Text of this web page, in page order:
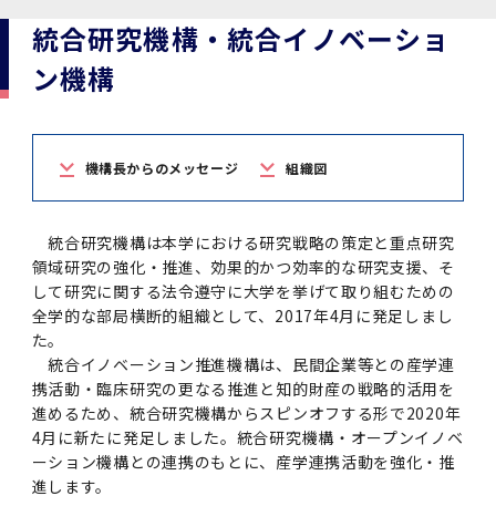
沿革
建物沿革
歴代校長及び学長
学生歌
ブランド
学問と教育の聖地 湯島に建つ東京医科歯科大
学
教育について
医療について
東京医科歯科大学の誓い
世界大学ランキング
アクセストップ
キャンパスマップ
運営組織
運営組織トップ
大学組織一覧
学長・役員
副学長
理事･監事
役員会
広報誌・刊行物
広報誌・刊行物トップ
大学紹介動画
大学紹介動画トップ
大学紹介動画
キャンパスライフ編
大学概要（冊子）
統合報告書
広報誌
大学の計画と評価
大学の計画と評価トップ
大学評価の制度について
大学評価の制度についてトップ
概説
1-1．第４期中期目標・中期計画等について【6
年間】
1-1．第４期中期目標・中期計画等について【6
1-2.年度計画・年度評価等について【第1期～
四大学連合
四大学連合トップ
四大学連合憲章等
四大学連合憲章等トップ
複合領域コース(四大学共通)
情報公開・個人情報
情報公開・個人情報トップ
情報公開制度
東京医科歯科大学ＳＤＧｓ推進宣言
男性職員の育児休業等取得推進宣言
学部入学案内トップ
アドミッション・ポリシー
入試制度
入試制度トップ
学部入試の変更点（予告）
入試データ
これまでの学部入試変更点
学部などについて
学部などについてトップ
ILA国府台
医学部
学生生活などについて
学生生活などについてトップ
授業料・入学料・検定料
イベント
イベントトップ
資料請求
大学院入学案内
大学院入学案内トップ
募集要項
募集要項トップ
医歯学総合研究科
保健衛生学研究科
FAQ
WEB出願
アドミッション・ポリシー
過去の試験問題・入試データ
TOEFL-ITP試験結果（スコアレポート）の返
却について
聴講生・科目等履修生および大学院研究生募集
聴講生・科目等履修生および大学院研究生募集
医学部
歯学部
生体材料工学研究所
難治疾患研究所
入学に関するお問い合わせ窓口
今後の博士学生向け支援制度について
令和8年度（2026年度）総合知と癒しの次世代
フロントランナー育成プログラム Science
令和7年度（2025年度）「総合知と癒しの次世
代フロントランナー育成プログラム Science
Tokyo SPRING(医歯学系)」対象学生の春募集
について
Call for Applications to Science Tokyo
Post-SPRING（MD）Program for the 2026
Academic Year by Eligible Students
Science Tokyo BOOST (医歯学系)トップ
令和8年度（2026年度）トップレベルAI研究の
ための共創型エキスパート人材育成プログラム
令和7年度トップレベルAI研究のための共創型
エキスパート人材育成プログラム対象学生（医
歯学系-BOOST生）の募集について
令和６年度（2024年度）TMDUトップレベル
AI研究のための共創型エキスパート人材育成プ
ログラム 対象学生（TMDU-BOOST生）の募
集について
CS（クリニシャン・サイエンティスト）養成支
CS（クリニシャン・サイエンティスト）養成支
令和８年度（2026年度）CS（クリニシャン・
サイエンティスト）養成支援制度の募集につい
て
Call for Applications for the Clinician
Scientist (CS) Training Support Program
for Academic Year 2026
授業・カリキュラム
四大学連合･複合領域コース
教育要項（学部シラバス）
履修要項（大学院シラバス）
保健衛生学研究科科目等履修生について
入学料・授業料・奨学金
入学料・授業料・奨学金トップ
授業料・入学料・検定料
授業料・入学料・検定料トップ
授業料・入学料・検定料
入学料・授業料免除・徴収猶予について
(Admission & Tuition
Exemption/Deferment)
留学情報
学生生活サポート
学生生活サポートトップ
アルバイトについて
各種支援制度
就職・キャリア支援
教育理念トップ
ポリシー
ポリシートップ
医学部（医学科･保健衛生学科）
歯学部（歯学科･口腔保健学科）
大学院医歯学総合研究科
大学院保健衛生学研究科
医学部（医学科･保健衛生学科）
医学部（医学科･保健衛生学科）トップ
医学科
保健衛生学科 【看護学専攻】
保健衛生学科 【検査技術学専攻】
歯学部（歯学科･口腔保健学科）
歯学部（歯学科･口腔保健学科）トップ
歯学科
口腔保健学科【口腔保健衛生学専攻】
大学院医歯学総合研究科
大学院医歯学総合研究科トップ
修士課程 医歯理工保健学専攻
大学院保健衛生学研究科
大学院保健衛生学研究科トップ
医学部（医学科･保健衛生学科）
歯学部（歯学科･口腔保健学科）
教養部
教養部トップ
公開講座・公開シンポジウム・講演会等のお知
らせ
ILA国府台担当教員一覧
大学院医歯学総合研究科
大学院医歯学総合研究科トップ
修士課程 医歯理工保健学専攻
修士課程 医歯理工保健学専攻トップ
修士課程 医歯理工保健学専攻【医療管理政策
学（MMA）コース】
大学院保健衛生学研究科
大学院保健衛生学研究科トップ
研究科長挨拶
寄附講座・寄附部門一覧
ジョイントリサーチ講座・ジョイントリサーチ
部門一覧
医科（医系診療部門）
歯科（歯系診療部門）
研究・連携トップ
外部資金
外部資金トップ
研究費獲得支援
産学官連携
e-Rad 府省共通研究開発管理システム(外部サ
イト)
科研費電子申請システム(外部サイト)
研究手続き
研究手続きトップ
倫理審査申請システム
利益相反申告システム(学外利用時VPN必要)
臨床研究審査委員会申請システム
研究活動
研究活動トップ
研究情報データベース
機関リポジトリ
研究組織
研究組織トップ
若手研究者支援センター（YISC）
取り組み・規制
取り組み・規制トップ
事務部
国際交流
企業・研究者・一般の方
病院をご利用の方
統合研究機構・統合イノベーショ
ン機構
機構長からのメッセージ 組織図
統合研究機構は本学における研究戦略の策定と重点研究
領域研究の強化・推進、効果的かつ効率的な研究⽀援、そ
して研究に関する法令遵守に⼤学を挙げて取り組むための
全学的な部局横断的組織として、2017年4⽉に発⾜しまし
た。
統合イノベーション推進機構は、⺠間企業等との産学連
携活動・臨床研究の更なる推進と知的財産の戦略的活⽤を
進めるため、統合研究機構からスピンオフする形で2020年
4⽉に新たに発⾜しました。統合研究機構・オープンイノベ
ーション機構との連携のもとに、産学連携活動を強化・推
進します。